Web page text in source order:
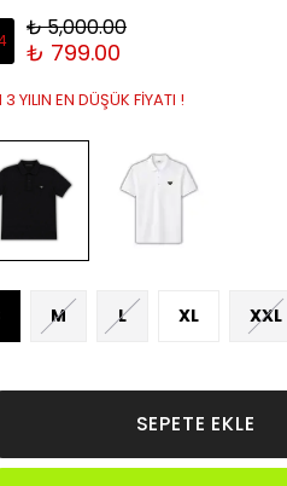
₺ 5,000.00
₺ 799.00
YILIN EN DÜŞÜK FİYATI !
M L XL XXL
SEPETE EKLE